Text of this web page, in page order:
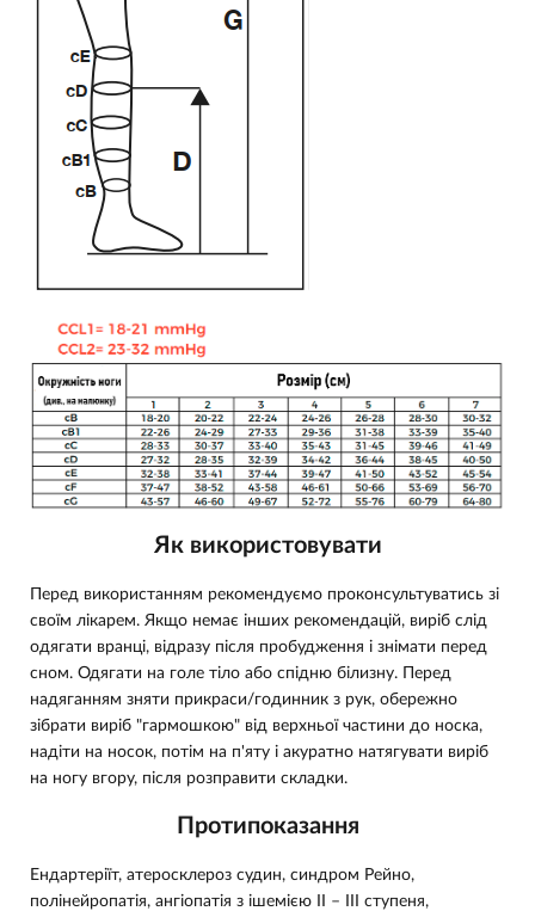
Як використовувати
Перед використанням рекомендуємо проконсультуватись зі
своїм лікарем. Якщо немає інших рекомендацій, виріб слід
одягати вранці, відразу після пробудження і знімати перед
сном. Одягати на голе тіло або спідню білизну. Перед
надяганням зняти прикраси/годинник з рук, обережно
зібрати виріб "гармошкою" від верхньої частини до носка,
надіти на носок, потім на п'яту і акуратно натягувати виріб
на ногу вгору, після розправити складки.
Протипоказання
Ендартеріїт, атеросклероз судин, синдром Рейно,
полінейропатія, ангіопатія з ішемією ІІ – ІІІ ступеня,